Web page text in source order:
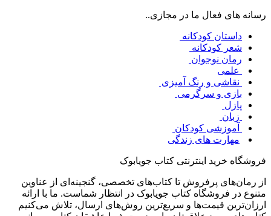
رسانه های فعال ما در مجازی..
داستان کودکانه
شعر کودکانه
رمان نوجوان
علمی
نقاشی و رنگ آمیزی
بازی و سرگرمی
پازل
زبان
آموزشی کودکان
مهارت های زندگی
فروشگاه خرید اینترنتی کتاب جویابوک
از رمان‌های پرفروش تا کتاب‌های تخصصی، گنجینه‌ای از عناوین
متنوع در فروشگاه کتاب جویابوک در انتظار شماست. ما با ارائه
ارزان‌ترین قیمت‌ها و سریع‌ترین روش‌های ارسال، تلاش می‌کنیم